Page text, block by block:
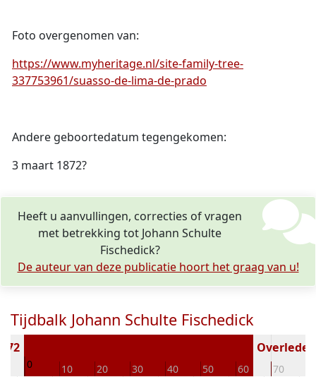
Foto overgenomen van:
https://www.myheritage.nl/site-family-tree-
337753961/suasso-de-lima-de-prado
Andere geboortedatum tegengekomen:
3 maart 1872?
Heeft u aanvullingen, correcties of vragen
met betrekking tot Johann Schulte
Fischedick?
De auteur van deze publicatie hoort het graag van u!
Tijdbalk Johann Schulte Fischedick
0 10 20 30 40 50 60 70